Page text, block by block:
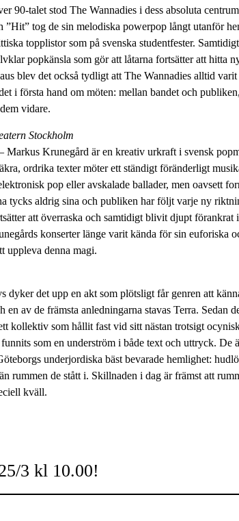
90-talet stod The Wannadies i dess absoluta
tog de sin melodiska powerpop långt utanför
topplistor som på svenska studentfester.
popkänsla som gör att låtarna fortsätter att hitta
blev det också tydligt att The Wannadies alltid
i första hand om möten: mellan bandet och
vidare.
Stockholm
Krunegård är en kreativ urkraft i svensk
ordrika texter möter ett ständigt föränderligt
pop eller avskalade ballader, men oavsett
tycks aldrig sina och publiken har följt varje ny
att överraska och samtidigt blivit djupt förankrat
konserter länge varit kända för sin euforiska
uppleva denna magi.
dyker det upp en akt som plötsligt får genren att
av de främsta anledningarna stavas Terra. Sedan
kollektiv som hållit fast vid sitt nästan trotsigt
som en underström i både text och uttryck. De
underjordiska bäst bevarade hemlighet:
rummen de stått i. Skillnaden i dag är främst att
kväll.
3 kl 10.00!